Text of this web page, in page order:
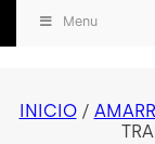
Menu
INICIO/